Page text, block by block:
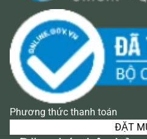
Phương thức thanh toán
ĐẶT